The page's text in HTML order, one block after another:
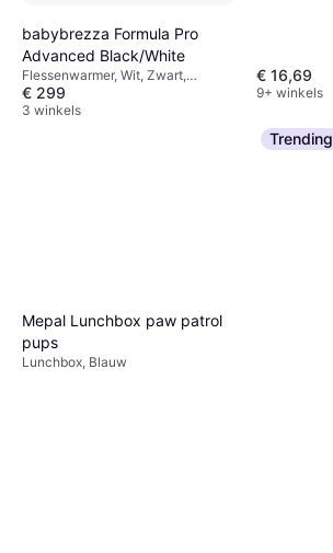
babybrezza Formula Pro
Advanced Black/White
Flessenwarmer, Wit, Zwart,
Materiaal: Plastic
€ 299
3 winkels
€ 16,69
9+ winkels
Mepal Lunchbox paw patrol
pups
Lunchbox, Blauw
Trending